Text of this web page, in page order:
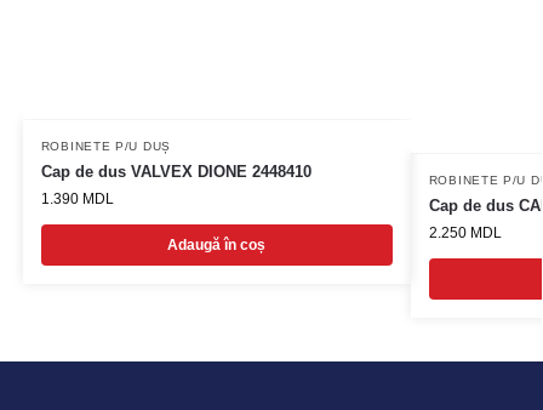
ROBINETE P/U DUȘ
Cap de dus VALVEX DIONE 2448410
1.390 MDL
Adaugă în coș
ROBINETE P/U
Cap de dus
2.250 MDL